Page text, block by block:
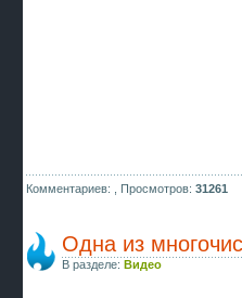
Комментариев: , Просмотров:31261
Одна из
В разделе: Видео